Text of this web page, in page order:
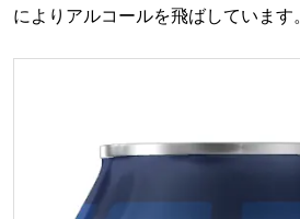
によりアルコールを飛ばしています。